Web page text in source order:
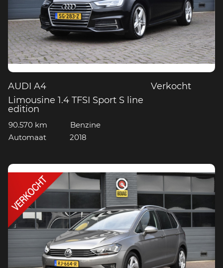
AUDI A4
Limousine 1.4 TFSI Sport S line
edition
Verkocht
90.570 km
Benzine
Automaat
2018